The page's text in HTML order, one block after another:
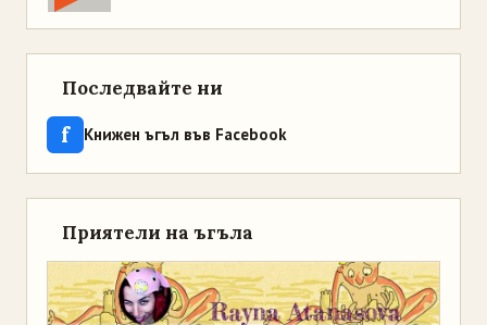
Последвайте ни
f Книжен ъгъл във Facebook
Приятели на ъгъла